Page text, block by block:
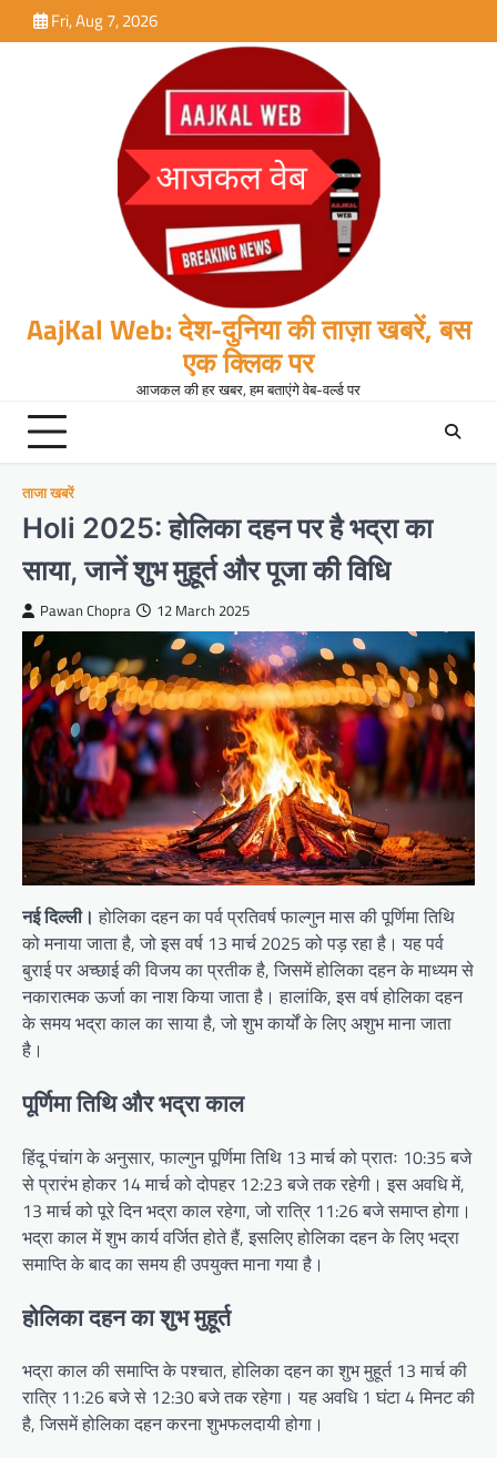
to
Fri, Aug 7, 2026
AajKal Web: देश-दुनिया की ताज़ा खबरें, बस
एक क्लिक पर
आजकल की हर खबर, हम बताएंगे वेब-वर्ल्ड पर
ताजा खबरें
Holi 2025: होलिका दहन पर है भद्रा का
साया, जानें शुभ मुहूर्त और पूजा की विधि
Pawan Chopra 12 March 2025
नई दिल्ली। होलिका दहन का पर्व प्रतिवर्ष फाल्गुन मास की पूर्णिमा तिथि
को मनाया जाता है, जो इस वर्ष 13 मार्च 2025 को पड़ रहा है। यह पर्व
बुराई पर अच्छाई की विजय का प्रतीक है, जिसमें होलिका दहन के माध्यम से
नकारात्मक ऊर्जा का नाश किया जाता है। हालांकि, इस वर्ष होलिका दहन
के समय भद्रा काल का साया है, जो शुभ कार्यों के लिए अशुभ माना जाता
है।
पूर्णिमा तिथि और भद्रा काल
हिंदू पंचांग के अनुसार, फाल्गुन पूर्णिमा तिथि 13 मार्च को प्रातः 10:35 बजे
से प्रारंभ होकर 14 मार्च को दोपहर 12:23 बजे तक रहेगी। इस अवधि में,
13 मार्च को पूरे दिन भद्रा काल रहेगा, जो रात्रि 11:26 बजे समाप्त होगा।
भद्रा काल में शुभ कार्य वर्जित होते हैं, इसलिए होलिका दहन के लिए भद्रा
समाप्ति के बाद का समय ही उपयुक्त माना गया है।
होलिका दहन का शुभ मुहूर्त
भद्रा काल की समाप्ति के पश्चात, होलिका दहन का शुभ मुहूर्त 13 मार्च की
रात्रि 11:26 बजे से 12:30 बजे तक रहेगा। यह अवधि 1 घंटा 4 मिनट की
है, जिसमें होलिका दहन करना शुभफलदायी होगा।